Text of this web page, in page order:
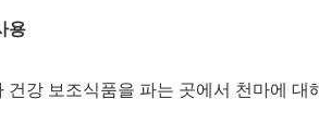
용
건강 보조식품을 파는 곳에서 천마에